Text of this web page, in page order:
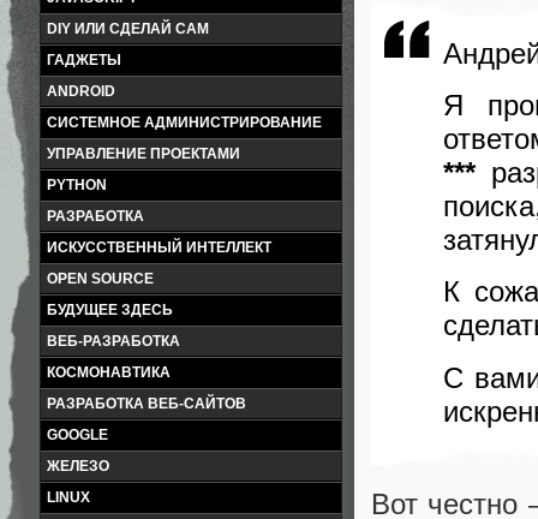
DIY ИЛИ СДЕЛАЙ САМ
ГАДЖЕТЫ
ANDROID
СИСТЕМНОЕ АДМИНИСТРИРОВАНИЕ
УПРАВЛЕНИЕ ПРОЕКТАМИ
PYTHON
РАЗРАБОТКА
ИСКУССТВЕННЫЙ ИНТЕЛЛЕКТ
OPEN SOURCE
БУДУЩЕЕ ЗДЕСЬ
ВЕБ-РАЗРАБОТКА
КОСМОНАВТИКА
РАЗРАБОТКА ВЕБ-САЙТОВ
GOOGLE
ЖЕЛЕЗО
LINUX
Я
***
К
С
Вот